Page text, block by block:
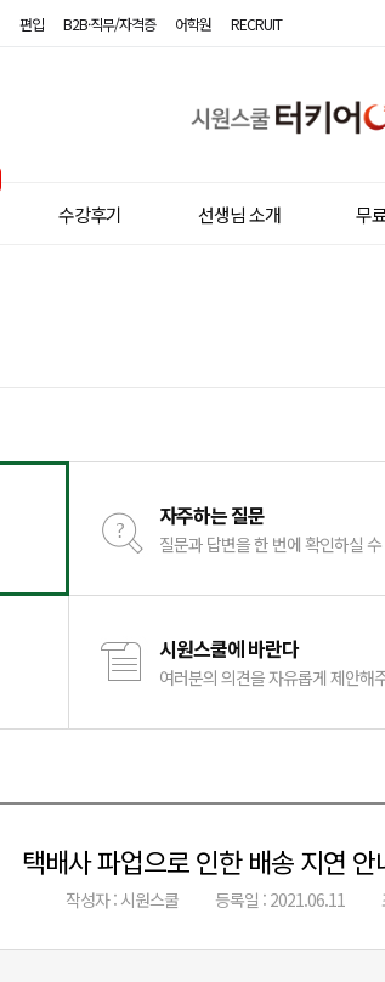
편입 B2B·직무/자격증 어학원 RECRUIT
수강후기 선생님 소개 무
자주하는 질문
질문과 답변을 한 번에 확인하실
시원스쿨에 바란다
여러분의 의견을 자유롭게 제안해
택배사 파업으로 인한 배송 지연
작성자 : 시원스쿨 등록일 : 2021.06.11